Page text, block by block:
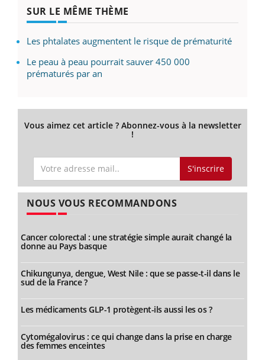
SUR LE MÊME THÈME
Les phtalates augmentent le risque de prématurité
Le peau à peau pourrait sauver 450 000
prématurés par an
Vous aimez cet article ? Abonnez-vous à la newsletter
!
S'inscrire
NOUS VOUS RECOMMANDONS
Cancer colorectal : une stratégie simple aurait changé la
donne au Pays basque
Chikungunya, dengue, West Nile : que se passe-t-il dans le
sud de la France ?
Les médicaments GLP-1 protègent-ils aussi les os ?
Cytomégalovirus : ce qui change dans la prise en charge
des femmes enceintes